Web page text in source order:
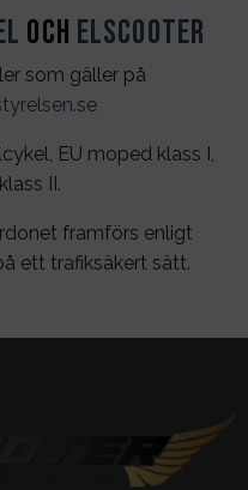
och Elscooter
som gäller på
EU moped klass I,
II.
framförs enligt
ett trafiksäkert sätt.